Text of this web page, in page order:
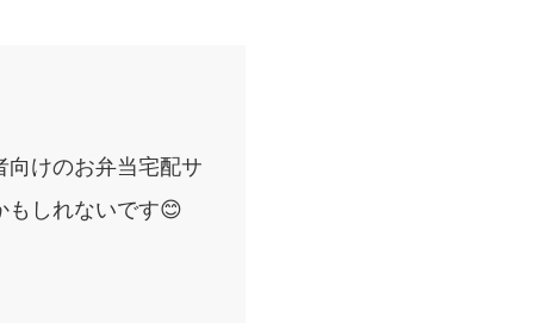
向けのお弁当宅配サ
もしれないです😊